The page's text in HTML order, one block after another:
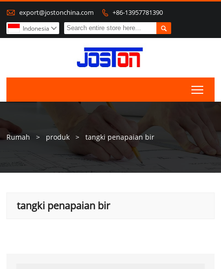
 export@jostonchina.com  +86-13957781390

Indonesia 
Rumah > produk > tangki penapaian bir
tangki penapaian bir